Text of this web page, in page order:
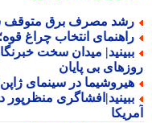
مصرف برق متوقف شد/ پیک مصرف
انتخاب چراغ قوه؛
میدان سخت
بی پایان
در سینمای ژاپن؛
منظرپور